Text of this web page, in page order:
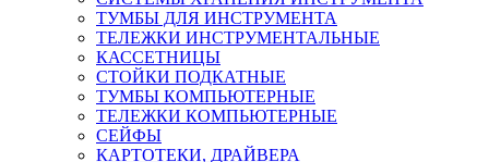
ТУМБЫ ДЛЯ ИНСТРУМЕНТА
ТЕЛЕЖКИ ИНСТРУМЕНТАЛЬНЫЕ
КАССЕТНИЦЫ
СТОЙКИ ПОДКАТНЫЕ
ТУМБЫ КОМПЬЮТЕРНЫЕ
ТЕЛЕЖКИ КОМПЬЮТЕРНЫЕ
СЕЙФЫ
КАРТОТЕКИ, ДРАЙВЕРА